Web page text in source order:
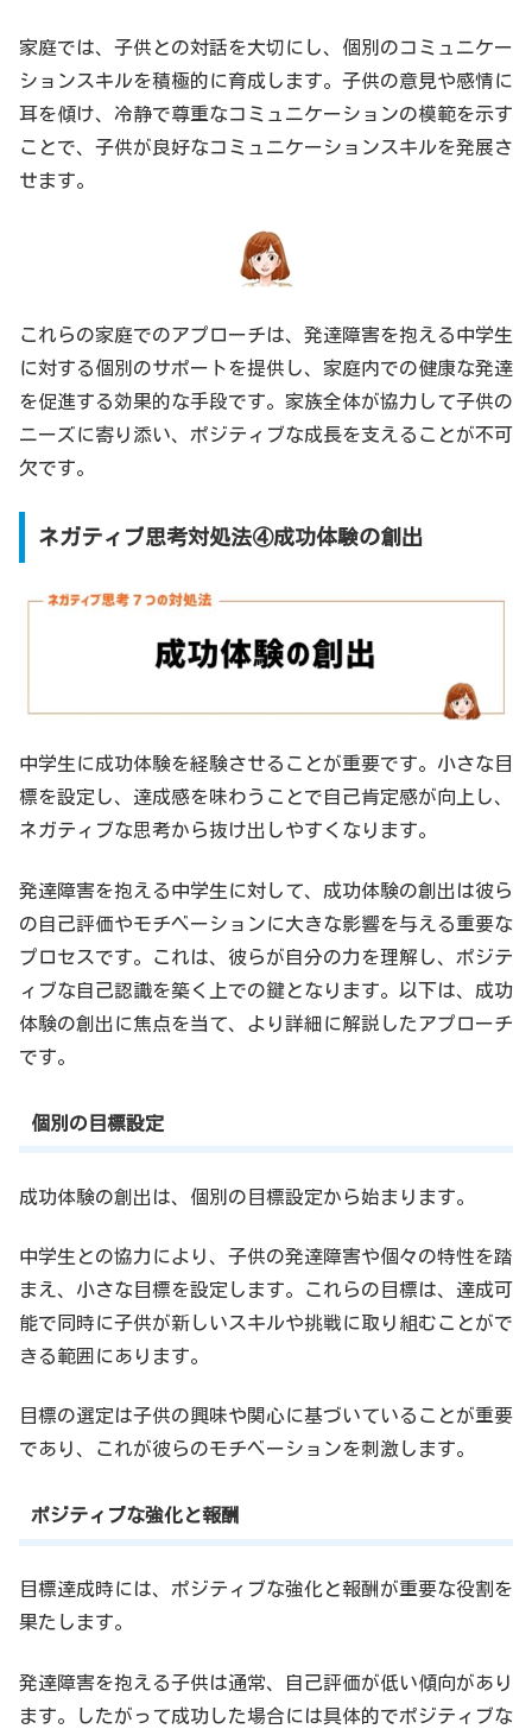
家庭では、子供との対話を大切にし、個別のコミュニケー
ションスキルを積極的に育成します。子供の意見や感情に
耳を傾け、冷静で尊重なコミュニケーションの模範を示す
ことで、子供が良好なコミュニケーションスキルを発展さ
せます。
これらの家庭でのアプローチは、発達障害を抱える中学生
に対する個別のサポートを提供し、家庭内での健康な発達
を促進する効果的な手段です。家族全体が協力して子供の
ニーズに寄り添い、ポジティブな成長を支えることが不可
欠です。
ネガティブ思考対処法④成功体験の創出
中学生に成功体験を経験させることが重要です。小さな目
標を設定し、達成感を味わうことで自己肯定感が向上し、
ネガティブな思考から抜け出しやすくなります。
発達障害を抱える中学生に対して、成功体験の創出は彼ら
の自己評価やモチベーションに大きな影響を与える重要な
プロセスです。これは、彼らが自分の力を理解し、ポジテ
ィブな自己認識を築く上での鍵となります。以下は、成功
体験の創出に焦点を当て、より詳細に解説したアプローチ
です。
個別の目標設定
成功体験の創出は、個別の目標設定から始まります。
中学生との協力により、子供の発達障害や個々の特性を踏
まえ、小さな目標を設定します。これらの目標は、達成可
能で同時に子供が新しいスキルや挑戦に取り組むことがで
きる範囲にあります。
目標の選定は子供の興味や関心に基づいていることが重要
であり、これが彼らのモチベーションを刺激します。
ポジティブな強化と報酬
目標達成時には、ポジティブな強化と報酬が重要な役割を
果たします。
発達障害を抱える子供は通常、自己評価が低い傾向があり
ます。したがって成功した場合には具体的でポジティブな